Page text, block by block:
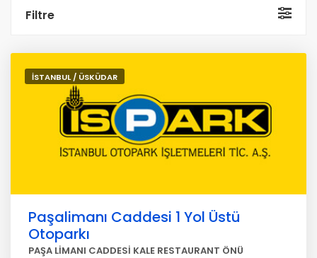
Filtre
İSTANBUL / ÜSKÜDAR
Paşalimanı Caddesi 1 Yol Üstü
Otoparkı
PAŞA LİMANI CADDESİ KALE RESTAURANT ÖNÜ